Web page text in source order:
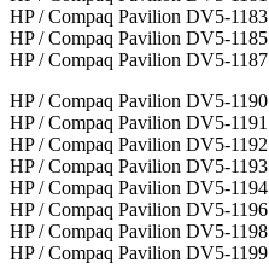
HP / Compaq Pavilion DV5-1183
HP / Compaq Pavilion DV5-1185
HP / Compaq Pavilion DV5-1187
HP / Compaq Pavilion DV5-1190
HP / Compaq Pavilion DV5-1191
HP / Compaq Pavilion DV5-1192
HP / Compaq Pavilion DV5-1193
HP / Compaq Pavilion DV5-1194
HP / Compaq Pavilion DV5-1196
HP / Compaq Pavilion DV5-1198
HP / Compaq Pavilion DV5-1199